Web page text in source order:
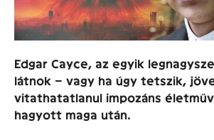
Edgar Cayce, az egyik
látnok – vagy ha úgy tetszik,
vitathatatlanul impozáns
hagyott maga után.